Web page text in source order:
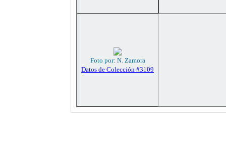
Foto por: N. Zamora
Datos de Colección #3109